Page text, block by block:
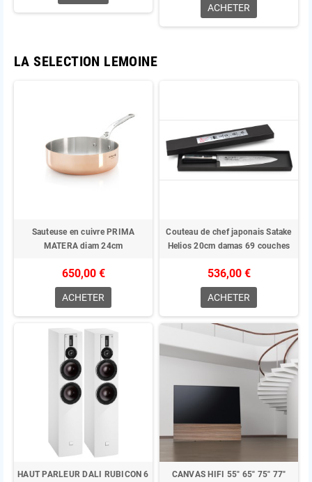
ACHETER
LA SELECTION LEMOINE
Sauteuse en cuivre PRIMA
MATERA diam 24cm
650,00 €
ACHETER
Couteau de chef japonais Satake
Helios 20cm damas 69 couches
536,00 €
ACHETER
HAUT PARLEUR DALI RUBICON 6
CANVAS HIFI 55" 65" 75" 77"